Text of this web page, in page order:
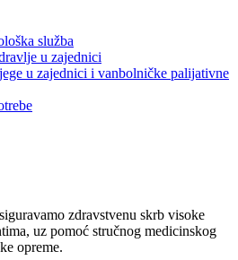
služba
u zajednici
u zajednici i vanbolničke palijativne
zdravstvenu skrb visoke
uz pomoć stručnog medicinskog
opreme.